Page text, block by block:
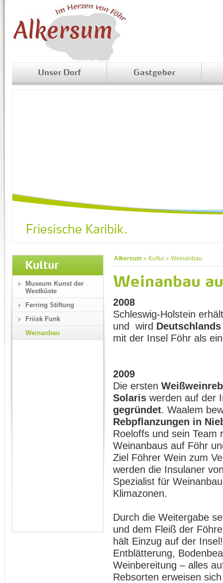
Unser Dorf Gastgeber
Alkersum » Kultur » Weinanbau
Weinanbau
2008
Schleswig-Holstein
und wird
mit der Insel Föhr als
2009
Die ersten
Solaris werden auf der
gegründet. Waalem
Rebpflanzungen in
Roeloffs und sein Team
Weinanbaus auf Föhr
Ziel Föhrer Wein zum
werden die Insulaner
Spezialist für
Klimazonen.
Durch die Weitergabe
und dem Fleiß der
hält Einzug auf der
Entblätterung,
Weinbereitung – alles
Rebsorten erweisen
Kultur
Museum Kunst der
Westküste
Ferring Stiftung
Friisk Funk
Weinanbau